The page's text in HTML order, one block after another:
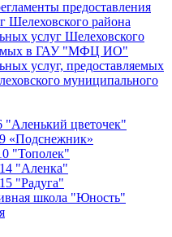
предоставления
Шелеховского района
услуг Шелеховского
в ГАУ "МФЦ ИО"
услуг, предоставляемых
муниципального
"Аленький цветочек"
«Подснежник»
"Тополек"
"Аленка"
"Радуга"
школа "Юность"